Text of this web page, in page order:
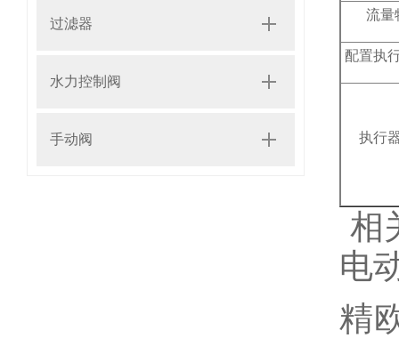
过滤器
水力控制阀
手动阀
流量
配置执
执行
相
电
精